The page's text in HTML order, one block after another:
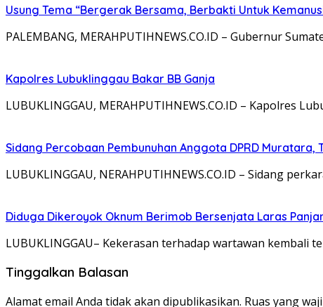
Usung Tema “Bergerak Bersama, Berbakti Untuk
PALEMBANG, MERAHPUTIHNEWS.CO.ID – Gubernur
Kapolres Lubuklinggau Bakar BB Ganja
LUBUKLINGGAU, MERAHPUTIHNEWS.CO.ID – Kapolres
Sidang Percobaan Pembunuhan Anggota DPRD
LUBUKLINGGAU, NERAHPUTIHNEWS.CO.ID – Sidang
Diduga Dikeroyok Oknum Berimob Bersenjata Laras
LUBUKLINGGAU– Kekerasan terhadap wartawan kembali
Tinggalkan Balasan
Alamat email Anda tidak akan dipublikasikan. Ruas yang